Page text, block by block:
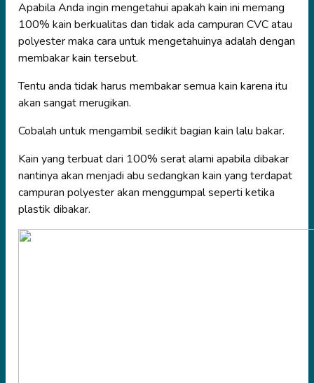
Apabila Anda ingin mengetahui apakah kain ini memang
100% kain berkualitas dan tidak ada campuran CVC atau
polyester maka cara untuk mengetahuinya adalah dengan
membakar kain tersebut.
Tentu anda tidak harus membakar semua kain karena itu
akan sangat merugikan.
Cobalah untuk mengambil sedikit bagian kain lalu bakar.
Kain yang terbuat dari 100% serat alami apabila dibakar
nantinya akan menjadi abu sedangkan kain yang terdapat
campuran polyester akan menggumpal seperti ketika
plastik dibakar.